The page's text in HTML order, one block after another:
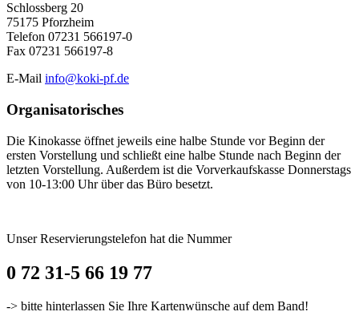
Schlossberg 20
75175 Pforzheim
Telefon 07231 566197-0
Fax 07231 566197-8
E-Mail info@koki-pf.de
Organisatorisches
Die Kinokasse öffnet jeweils eine halbe Stunde vor Beginn der
ersten Vorstellung und schließt eine halbe Stunde nach Beginn der
letzten Vorstellung. Außerdem ist die Vorverkaufskasse Donnerstags
von 10-13:00 Uhr über das Büro besetzt.
Unser Reservierungstelefon hat die Nummer
0 72 31-5 66 19 77
-> bitte hinterlassen Sie Ihre Kartenwünsche auf dem Band!